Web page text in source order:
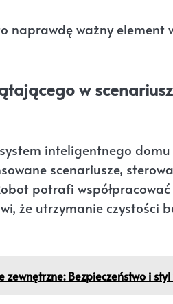
naprawdę ważny
w
inteligentnego
scenariusze,
potrafi
że utrzymanie czystości
Bezpieczeństwo i